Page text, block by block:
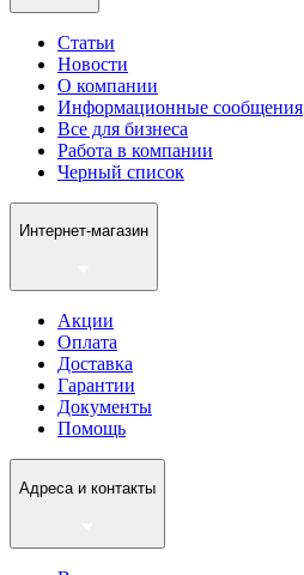
Статьи
Новости
О компании
Информационные сообщения
Все для бизнеса
Работа в компании
Черный список
Интернет-магазин
Акции
Оплата
Доставка
Гарантии
Документы
Помощь
Адреса и контакты